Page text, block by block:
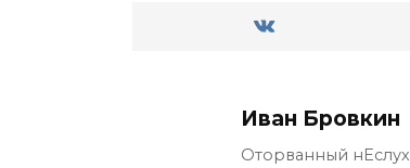
Иван Бровкин
Оторванный нЕслух